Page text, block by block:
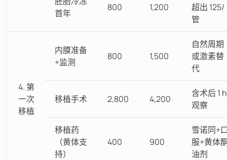
首年
800 1,200
超出 125/
管
4. 第
一次
移植
内膜准备
+监测
800 1,500
自然周期
或激素替
代
移植手术 2,800 4,200
含术后 1 h
观察
移植药
（黄体支
持）
400 900
雪诺同+
服+黄体
油剂